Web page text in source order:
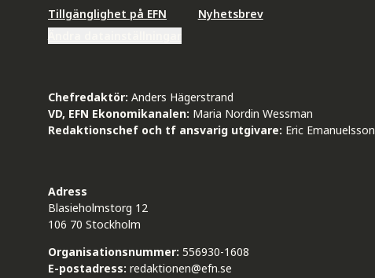
Tillgänglighet på EFN
Nyhetsbrev
Chefredaktör: Anders Hägerstrand
VD, EFN Ekonomikanalen: Maria Nordin Wessman
Redaktionschef och tf ansvarig utgivare: Eric Emanuelsson
Adress
Blasieholmstorg 12
106 70 Stockholm
Organisationsnummer: 556930-1608
E-postadress: redaktionen@efn.se